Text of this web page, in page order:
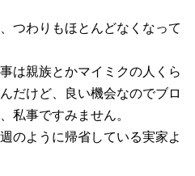
つわりもほとんどなくなって
は親族とかマイミクの人くら
だけど、良い機会なのでブロ
私事ですみません。
のように帰省している実家よ